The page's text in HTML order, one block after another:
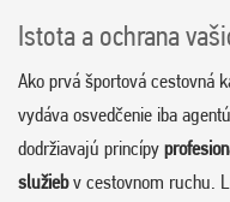
Istota a ochrana
Ako prvá športová cestovná
vydáva osvedčenie iba
dodržiavajú princípy
služiebv cestovnom ruchu.